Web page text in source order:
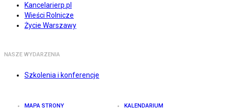
Kancelarierp.pl
Wieści Rolnicze
Życie Warszawy
NASZE WYDARZENIA
Szkolenia i konferencje
MAPA STRONY KALENDARIUM